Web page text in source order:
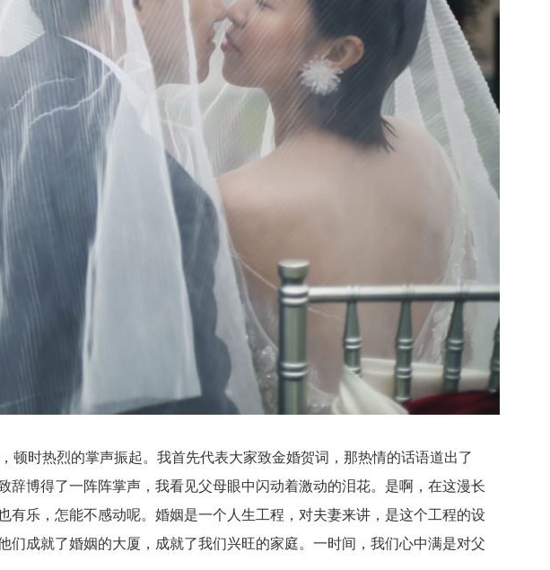
时热烈的掌声振起。我首先代表大家致金婚贺词，那热情的话语道出了
博得了一阵阵掌声，我看见父母眼中闪动着激动的泪花。是啊，在这漫长
乐，怎能不感动呢。婚姻是一个人生工程，对夫妻来讲，是这个工程的设
成就了婚姻的大厦，成就了我们兴旺的家庭。一时间，我们心中满是对父